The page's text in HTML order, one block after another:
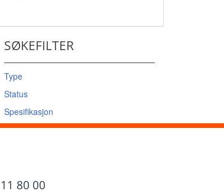
SØKEFILTER
Type
Status
Spesifikasjon